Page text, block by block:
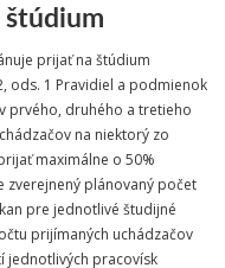
prijať na štúdium
ods. 1 Pravidiel a podmienok
prvého, druhého a tretieho
na niektorý zo
maximálne o 50%
zverejnený plánovaný počet
pre jednotlivé študijné
prijímaných uchádzačov
jednotlivých pracovísk